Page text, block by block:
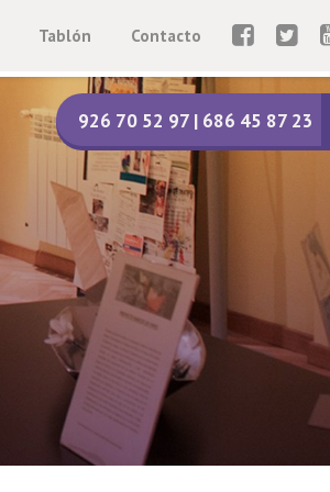
Tablón Contacto
926 70 52 97 | 686 45 87 23